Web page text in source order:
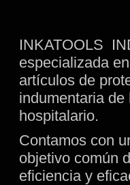
INKATOOLS
especializada
artículos de
indumentaria
hospitalario.
Contamos con
objetivo común
eficiencia y